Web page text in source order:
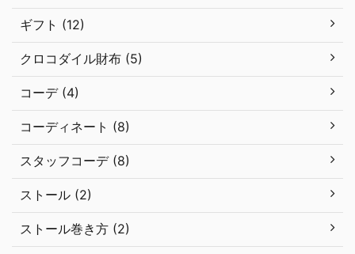
ギフト (12)
クロコダイル財布 (5)
コーデ (4)
コーディネート (8)
スタッフコーデ (8)
ストール (2)
ストール巻き方 (2)